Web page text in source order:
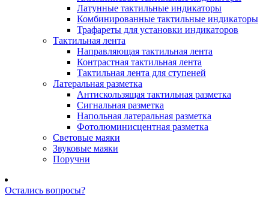
Латунные тактильные индикаторы
Комбинированные тактильные индикаторы
Трафареты для установки индикаторов
Тактильная лента
Направляющая тактильная лента
Контрастная тактильная лента
Тактильная лента для ступеней
Латеральная разметка
Антискользящая тактильная разметка
Сигнальная разметка
Напольная латеральная разметка
Фотолюминисцентная разметка
Световые маяки
Звуковые маяки
Поручни
Остались вопросы?